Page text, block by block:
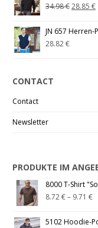
34.98€28.85€
JN 657
28.82€
CONTACT
Contact
Newsletter
PRODUKTE IM
8000 T-Shirt
8.72€– 9.71€
5102 Hoodie-